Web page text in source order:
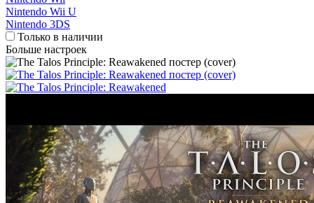
Nintendo Wii U
Nintendo 3DS
Только в наличии
Больше настроек